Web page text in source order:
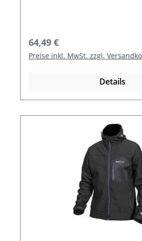
Regulärer Preis:
64,49 €
Preise inkl. MwSt. zzgl.
Details